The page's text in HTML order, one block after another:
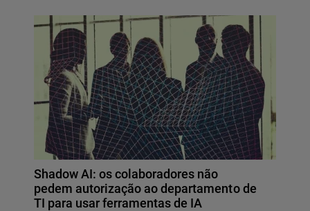
Shadow AI: os colaboradores não
pedem autorização ao departamento de
TI para usar ferramentas de IA